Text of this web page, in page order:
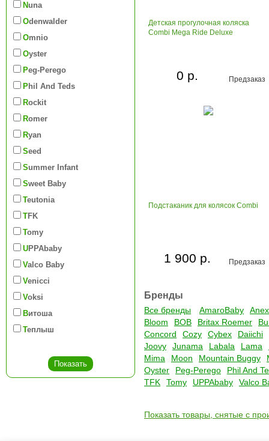
Nuna
Odenwalder
Omnio
Oyster
Peg-Perego
Phil And Teds
Rockit
Romer
Ryan
Seed
Summer Infant
Sweet Baby
Teutonia
TFK
Tomy
UPPAbaby
Valco Baby
Venicci
Voksi
Витоша
Теплыш
Детская прогулочная коляска
Combi Mega Ride Deluxe
Предзаказ
0 р.
Подстаканик для колясок Combi
Предзаказ
1 900 р.
Бренды
Все бренды AmaroBaby
Anex
Bloom
BOB Britax Roemer
Concord
Cozy Cybex
Daiichi
Joovy
Junama Labala Lama
Mima
Moon Mountain Buggy
Oyster
Peg-Perego
Phil And
TFK
Tomy UPPAbaby Valco
Показать товары, снятые с